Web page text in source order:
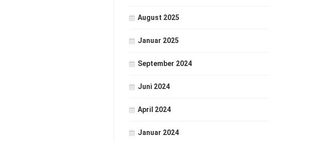
August 2025
Januar 2025
September 2024
Juni 2024
April 2024
Januar 2024